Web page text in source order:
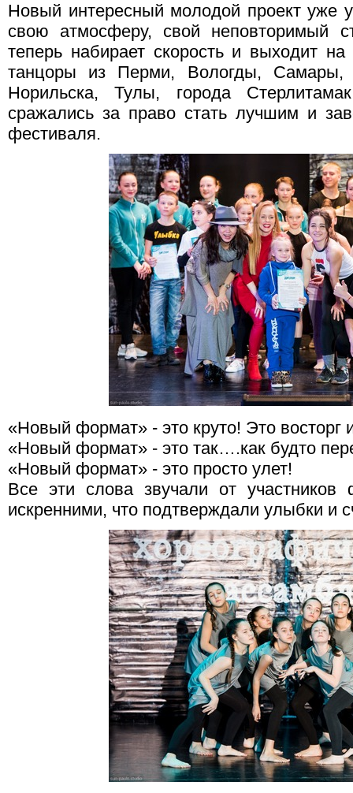
Новый интересный молодой проект уже
свою атмосферу, свой неповторимый
теперь набирает скорость и выходит
танцоры из Перми, Вологды, Самары,
Норильска, Тулы, города
сражались за право стать лучшим и
фестиваля.
«Новый формат» - это круто! Это восторг
«Новый формат» - это так….как будто
«Новый формат» - это просто улет!
Все эти слова звучали от
искренними, что подтверждали улыбки и